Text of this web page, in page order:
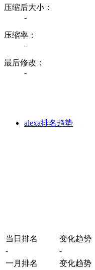
压缩后大小：
-
压缩率：
-
最后修改：
-
alexa排名趋势
当日排名 变化趋势
-
-
一月排名
变化趋势